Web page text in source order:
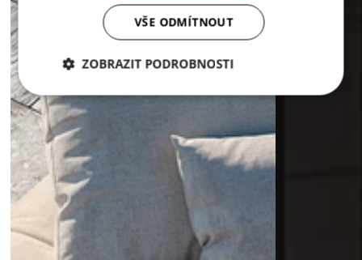
VŠE ODMÍTNOUT
ZOBRAZIT PODROBNOSTI
Nezbytně
nutné
soubory
Analytika Marketing
Nezbytně nutné soubory